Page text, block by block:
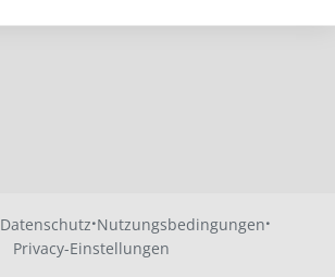
Datenschutz·Nutzungsbedingungen·
Privacy-Einstellungen